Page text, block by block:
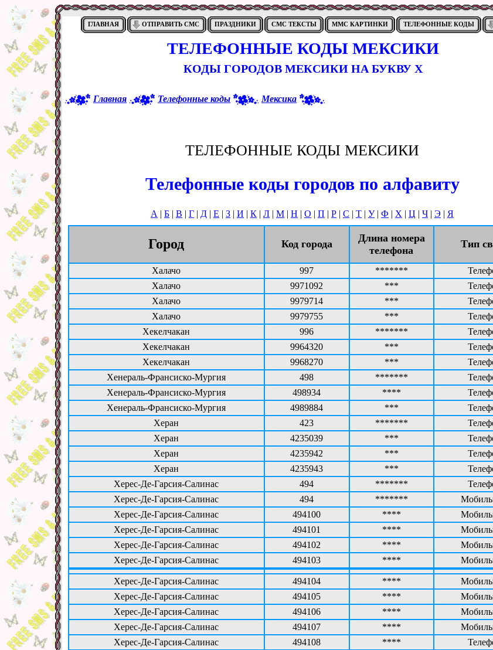
ГЛАВНАЯ ОТПРАВИТЬ СМС ПРАЗДНИКИ СМС ТЕКСТЫ ММС КАРТИНКИ ТЕЛЕФОННЫЕ КОДЫ
ТЕЛЕФОННЫЕ КОДЫ МЕКСИКИ
КОДЫ ГОРОДОВ МЕКСИКИ НА БУКВУ Х
Главная Телефонные коды Мексика
ТЕЛЕФОННЫЕ КОДЫ МЕКСИКИ
Телефонные коды городов по алфавиту
А | Б | В | Г | Д | Е | З | И | К | Л | М | Н | О | П | Р | С | Т | У| Ф | Х | Ц | Ч | Э | Я
Город Код города
Длина номера
телефона
Тип
Халачо 997 *******
Халачо
9971092 ***
Халачо
9979714 ***
Халачо
9979755 ***
Хекелчакан
996 *******
Хекелчакан
9964320 ***
Хекелчакан
9968270 ***
Хенераль-Франсиско-Мургия
498 *******
Хенераль-Франсиско-Мургия
498934 ****
Хенераль-Франсиско-Мургия
4989884 ***
Херан
423 *******
Херан
4235039 ***
Херан
4235942 ***
Херан
4235943 ***
Херес-Де-Гарсия-Салинас
494 *******
Херес-Де-Гарсия-Салинас
494 *******
Херес-Де-Гарсия-Салинас
494100 ****
Херес-Де-Гарсия-Салинас
494101 ****
Херес-Де-Гарсия-Салинас
494102 ****
Херес-Де-Гарсия-Салинас
494103 ****
Херес-Де-Гарсия-Салинас 494104 ****
Херес-Де-Гарсия-Салинас
494105 ****
Херес-Де-Гарсия-Салинас
494106 ****
Херес-Де-Гарсия-Салинас
494107 ****
Херес-Де-Гарсия-Салинас
494108 ****